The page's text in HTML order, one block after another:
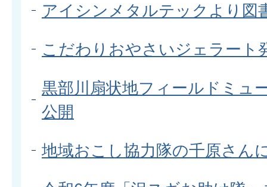
アイシンメタルテックより図
こだわりおやさいジェラート
黒部川扇状地フィールドミュ
公開
地域おこし協力隊の千原さん